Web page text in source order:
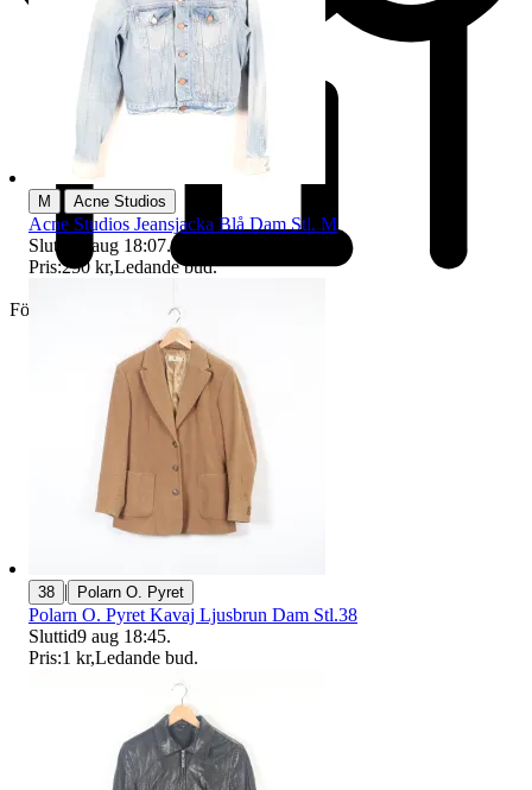
Företag
M Acne Studios
Acne Studios Jeansjacka Blå Dam Stl. M
Sluttid
9 aug 18:07.
Pris:250 kr,Ledande bud.
38 | Polarn O. Pyret
Polarn O. Pyret Kavaj Ljusbrun Dam Stl.38
Sluttid9 aug 18:45.
Pris:1 kr,Ledande bud.